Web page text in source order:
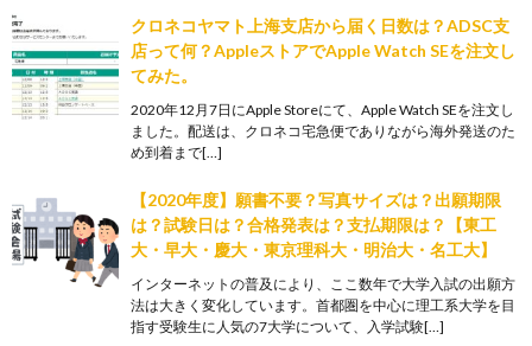
クロネコヤマト上海支店から届く日数は？ADSC支
店って何？AppleストアでApple Watch SEを注文し
てみた。
2020年12月7日にApple Storeにて、Apple Watch SEを注文し
ました。配送は、クロネコ宅急便でありながら海外発送のた
め到着まで[…]
【2020年度】願書不要？写真サイズは？出願期限
は？試験日は？合格発表は？支払期限は？【東工
大・早大・慶大・東京理科大・明治大・名工大】
インターネットの普及により、ここ数年で大学入試の出願方
法は大きく変化しています。首都圏を中心に理工系大学を目
指す受験生に人気の7大学について、入学試験[…]